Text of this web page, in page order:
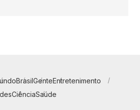
BrasilGenteEntretenimento
CiênciaSaúde